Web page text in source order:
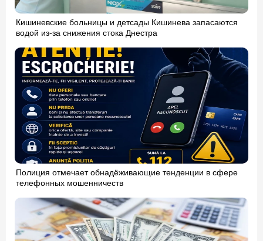
Кишиневские больницы и детсады Кишинева запасаются
водой из-за снижения стока Днестра
Полиция отмечает обнадёживающие тенденции в сфере
телефонных мошенничеств